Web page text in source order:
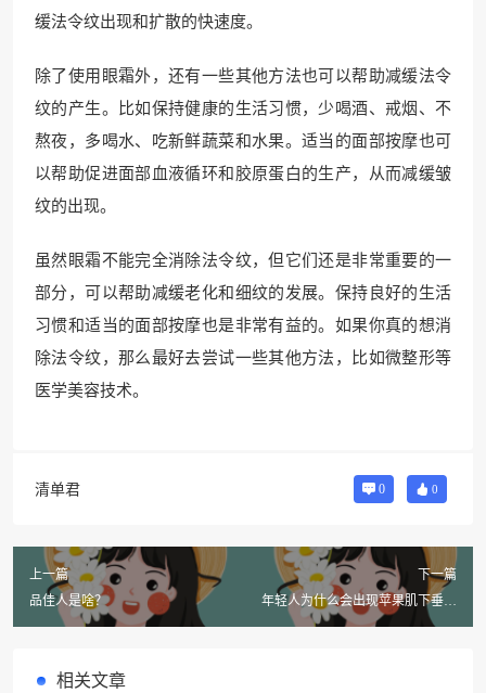
缓法令纹出现和扩散的快速度。
除了使用眼霜外，还有一些其他方法也可以帮助减缓法令
纹的产生。比如保持健康的生活习惯，少喝酒、戒烟、不
熬夜，多喝水、吃新鲜蔬菜和水果。适当的面部按摩也可
以帮助促进面部血液循环和胶原蛋白的生产，从而减缓皱
纹的出现。
虽然眼霜不能完全消除法令纹，但它们还是非常重要的一
部分，可以帮助减缓老化和细纹的发展。保持良好的生活
习惯和适当的面部按摩也是非常有益的。如果你真的想消
除法令纹，那么最好去尝试一些其他方法，比如微整形等
医学美容技术。
清单君 0 0
上一篇
品佳人是啥？
下一篇
年轻人为什么会出现苹果肌下垂？
如何解决？看视频！
相关文章